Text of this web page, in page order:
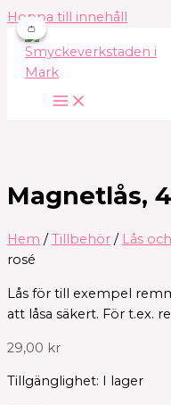
Hoppa till innehåll
Magnetlås,
Hem / Tillbehör / Lås
rosé
Lås för till exempel
att låsa säkert. För t.ex.
29,00 kr
Tillgänglighet: I lager
👛
👛